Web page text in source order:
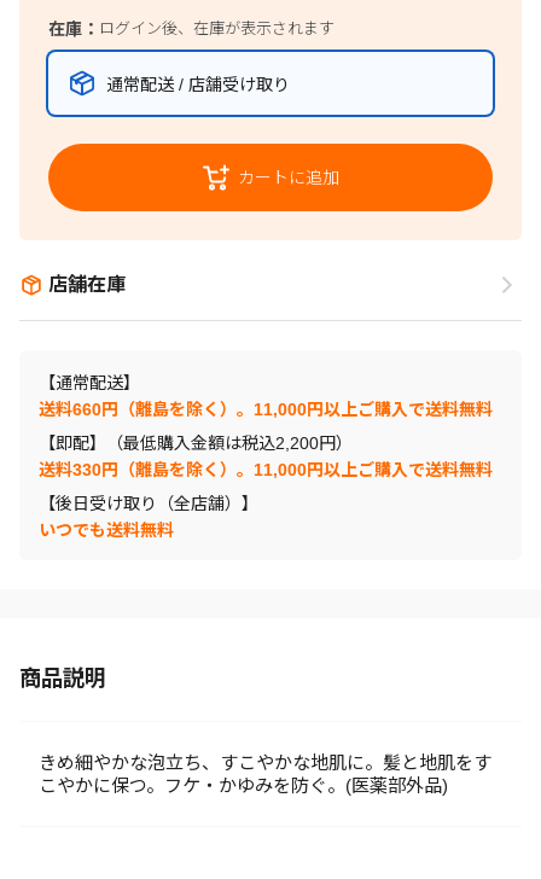
在庫： ログイン後、在庫が表示されます
通常配送 / 店舗受け取り
カートに追加
店舗在庫
【通常配送】
送料660円（離島を除く）。11,000円以上ご購入で送料無料
【即配】（最低購入金額は税込2,200円）
送料330円（離島を除く）。11,000円以上ご購入で送料無料
【後日受け取り（全店舗）】
いつでも送料無料
商品説明
きめ細やかな泡立ち、すこやかな地肌に。髪と地肌をす
こやかに保つ。フケ・かゆみを防ぐ。(医薬部外品)